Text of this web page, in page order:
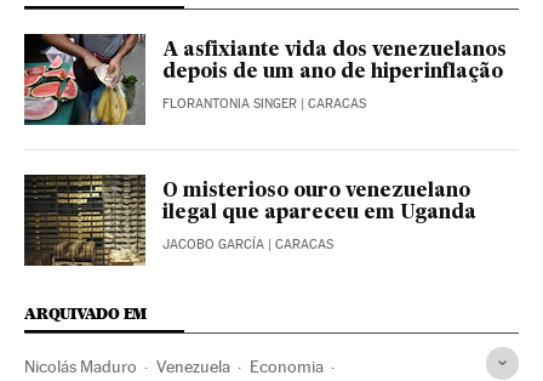
A asfixiante vida dos venezuelanos
depois de um ano de hiperinflação
FLORANTONIA SINGER | CARACAS
O misterioso ouro venezuelano
ilegal que apareceu em Uganda
JACOBO GARCÍA | CARACAS
ARQUIVADO EM
Nicolás Maduro Venezuela Economia